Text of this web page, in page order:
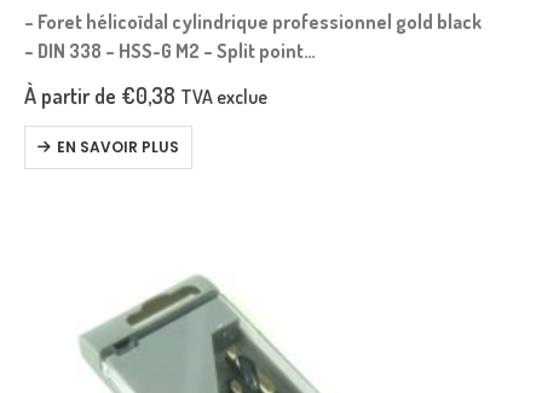
– Foret hélicoïdal cylindrique professionnel gold black
– DIN 338 – HSS-G M2 – Split point
– Tige triangulaire pour un meilleur serrage dans le
mandrin
– Fraisé, rectifié, renforcé
– Pour percer :…
À partir de €0,38 TVA exclue
EN SAVOIR PLUS